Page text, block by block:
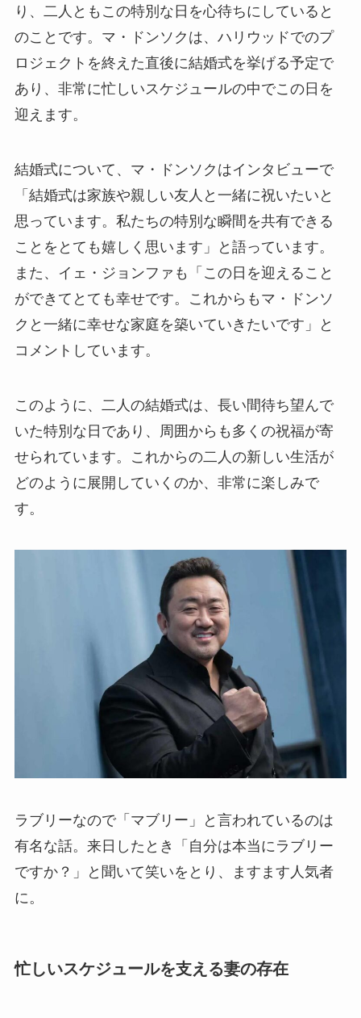
り、二人ともこの特別な日を心待ちにしていると
のことです。マ・ドンソクは、ハリウッドでのプ
ロジェクトを終えた直後に結婚式を挙げる予定で
あり、非常に忙しいスケジュールの中でこの日を
迎えます。
結婚式について、マ・ドンソクはインタビューで
「結婚式は家族や親しい友人と一緒に祝いたいと
思っています。私たちの特別な瞬間を共有できる
ことをとても嬉しく思います」と語っています。
また、イェ・ジョンファも「この日を迎えること
ができてとても幸せです。これからもマ・ドンソ
クと一緒に幸せな家庭を築いていきたいです」と
コメントしています。
このように、二人の結婚式は、長い間待ち望んで
いた特別な日であり、周囲からも多くの祝福が寄
せられています。これからの二人の新しい生活が
どのように展開していくのか、非常に楽しみで
す。
ラブリーなので「マブリー」と言われているのは
有名な話。来日したとき「自分は本当にラブリー
ですか？」と聞いて笑いをとり、ますます人気者
に。
忙しいスケジュールを支える妻の存在